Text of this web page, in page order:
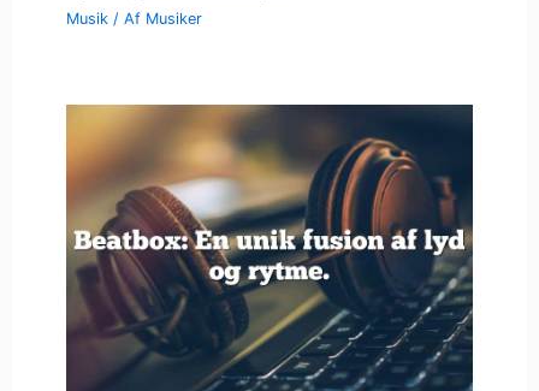
Musik / Af Musiker